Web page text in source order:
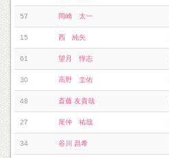
57 岡崎 太一
15 西 純矢
61 望月 惇志
30 高野 圭佑
48 斎藤 友貴哉
27 尾仲 祐哉
34 谷川 昌希